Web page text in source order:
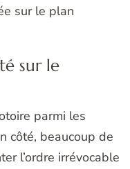
sur le plan
sur le
parmi les
côté, beaucoup de
l’ordre irrévocable